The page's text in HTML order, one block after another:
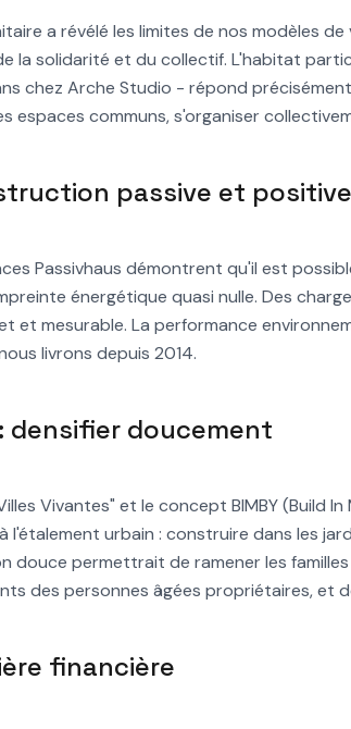
a révélé les limites de nos modèles
la solidarité et du collectif. L'habitat
chez Arche Studio - répond
espaces communs, s'organiser
passive et positive
Passivhaus démontrent qu'il est
énergétique quasi nulle. Des
et mesurable. La performance
livrons depuis 2014.
densifier doucement
Vivantes" et le concept BIMBY (Build
l'étalement urbain : construire dans les
douce permettrait de ramener les
des personnes âgées propriétaires, et
financière